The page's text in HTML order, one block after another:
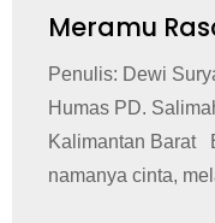
Meramu
Penulis: Dewi
Humas PD.
Kalimantan Barat
namanya cinta,